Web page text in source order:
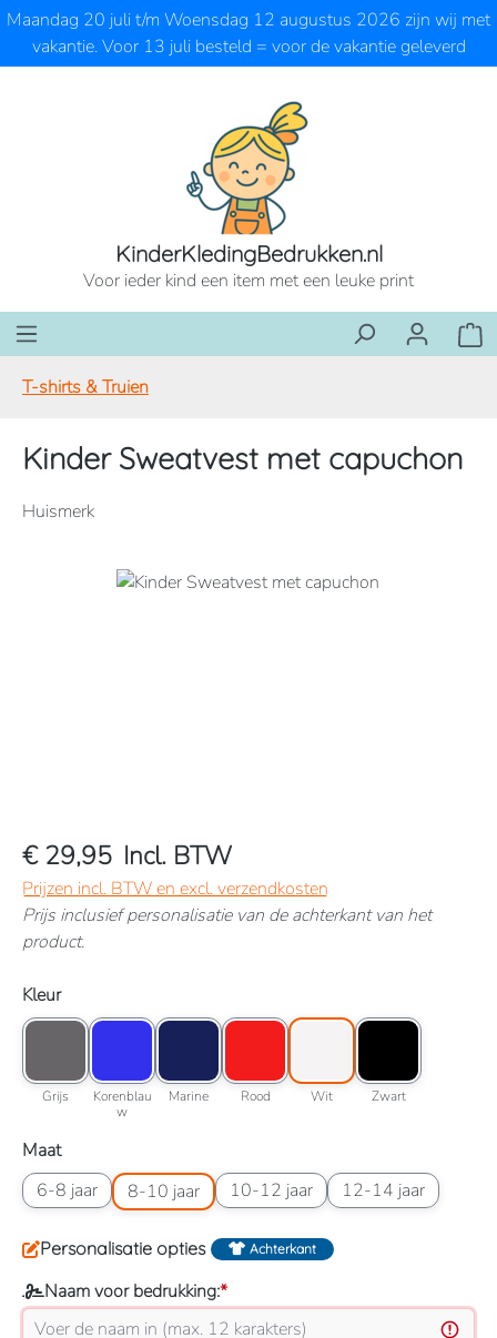
Ga naar de hoofdinhoud
Maandag 20 juli t/m Woensdag 12 augustus 2026 zijn wij met
vakantie. Voor 13 juli besteld = voor de vakantie geleverd
KinderKledingBedrukken.nl
Voor ieder kind een item met een leuke print
T-shirts & Truien
Kinder Sweatvest met capuchon
Huismerk
Afbeeldingengalerij overslaan
€ 29,95 Incl. BTW
Prijzen incl. BTW en excl. verzendkosten
Prijs inclusief personalisatie van de achterkant van het
product.
Selecteer
Kleur
Kleuroptie: Grijs
Grijs
Kleuroptie: Korenblauw
Korenblau
w
Kleuroptie: Marine
Marine
Kleuroptie: Rood
Rood
Kleuroptie: Wit
Wit
Kleuroptie: Zwart
Zwart
Selecteer
Maat
6-8 jaar
Maatoptie: 6-8 jaar8-10 jaar
Maatoptie: 8-10 jaar10-12 jaar
Maatoptie: 10-12 jaar12-14 jaar
Maatoptie: 12-14 jaar
Personalisatie opties Achterkant
Naam voor bedrukking:*